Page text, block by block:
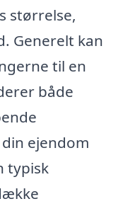
størrelse,
Generelt kan
til en
både
ejendom
typisk